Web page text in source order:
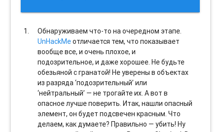
Обнаруживаем что-то на очередном этапе.
UnHackMeотличается тем, что показывает
вообще все, и очень плохое, и
подозрительное, и даже хорошее. Не будьте
обезьяной с гранатой! Не уверены в объектах
из разряда ‘подозрительный’ или
‘нейтральный’ — не трогайте их. А вот в
опасное лучше поверить. Итак, нашли опасный
элемент, он будет подсвечен красным. Что
делаем, как думаете? Правильно — убить! Ну